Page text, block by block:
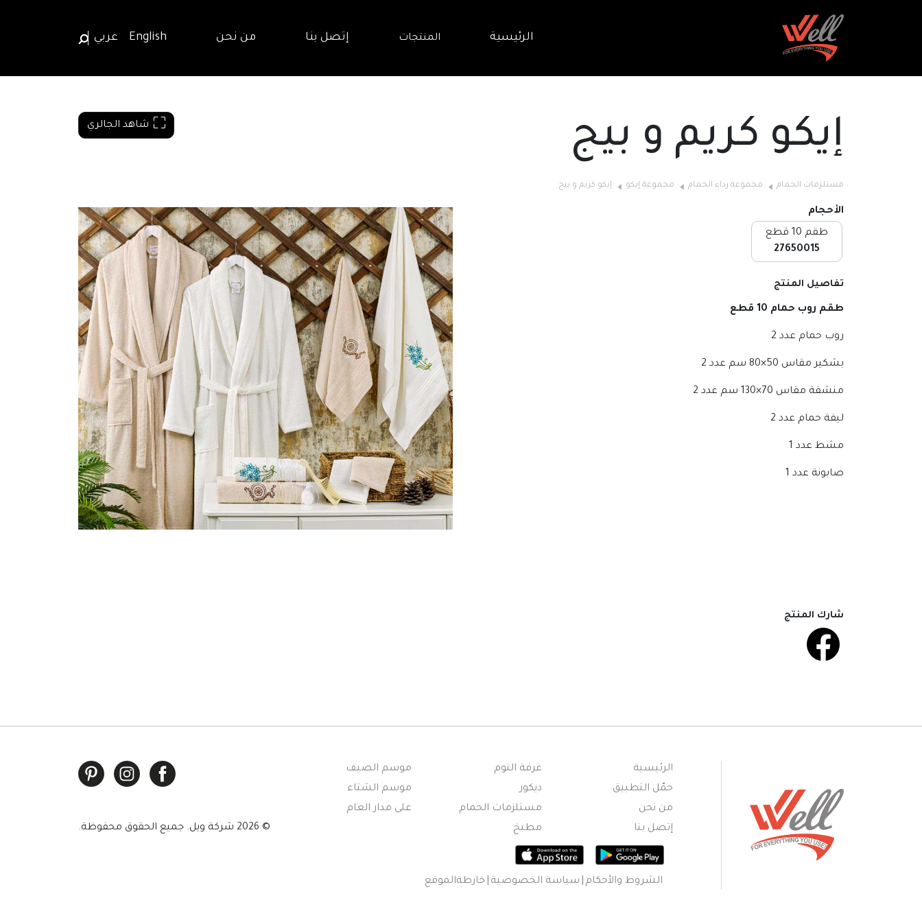
الرئيسية المنتجات إتصل بنا من نحن English عربي
إيكو كريم و بيج
مستلزمات الحمام مجموعة رداء الحمام مجموعة إيكو إيكو كريم و بيج
الأحجام
طقم 10 قطع
27650015
تفاصيل المنتج
طقم روب حمام 10 قطع
روب حمام عدد 2
بشكير مقاس 50×80 سم عدد 2
منشفة مقاس 70×130 سم عدد 2
ليفة حمام عدد 2
مشط عدد 1
صابونة عدد 1
شارك المنتج
شاهد الجالري
الرئيسية
حمّل التطبيق
من نحن
إتصل بنا
غرفة النوم
ديكور
مستلزمات الحمام
مطبخ
موسم الصيف
موسم الشتاء
على مدار العام
الشروط والأحكام سياسة الخصوصية خارطةالموقع
© 2026 شركة ويل. جميع الحقوق محفوظة.